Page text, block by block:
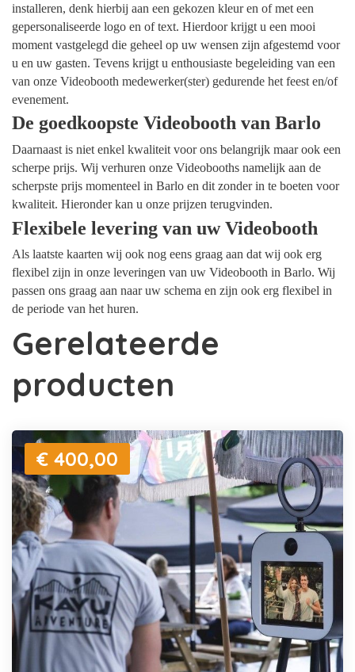
installeren, denk hierbij aan een gekozen kleur en of met een
gepersonaliseerde logo en of text. Hierdoor krijgt u een mooi
moment vastgelegd die geheel op uw wensen zijn afgestemd voor
u en uw gasten. Tevens krijgt u enthousiaste begeleiding van een
van onze Videobooth medewerker(ster) gedurende het feest en/of
evenement.
De goedkoopste Videobooth van Barlo
Daarnaast is niet enkel kwaliteit voor ons belangrijk maar ook een
scherpe prijs. Wij verhuren onze Videobooths namelijk aan de
scherpste prijs momenteel in Barlo en dit zonder in te boeten voor
kwaliteit. Hieronder kan u onze prijzen terugvinden.
Flexibele levering van uw Videobooth
Als laatste kaarten wij ook nog eens graag aan dat wij ook erg
flexibel zijn in onze leveringen van uw Videobooth in Barlo. Wij
passen ons graag aan naar uw schema en zijn ook erg flexibel in
de periode van het huren.
Gerelateerde
producten
€ 400,00